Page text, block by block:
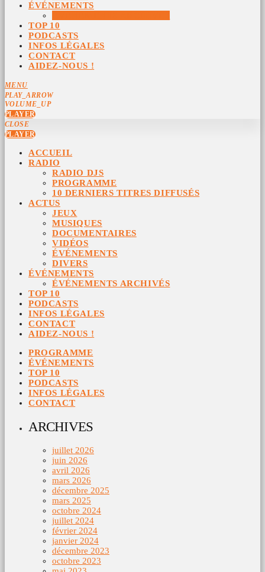
ÉVÉNEMENTS
TOP 10
PODCASTS
INFOS LÉGALES
CONTACT
AIDEZ-NOUS !
MENU
PLAY_ARROW
VOLUME_UP
PLAYER
CLOSE
PLAYER
ACCUEIL
RADIO
RADIO DJS
PROGRAMME
10 DERNIERS TITRES DIFFUSÉS
ACTUS
JEUX
MUSIQUES
DOCUMENTAIRES
VIDÉOS
ÉVÉNEMENTS
DIVERS
ÉVÉNEMENTS
ÉVÉNEMENTS ARCHIVÉS
TOP 10
PODCASTS
INFOS LÉGALES
CONTACT
AIDEZ-NOUS !
PROGRAMME
ÉVÉNEMENTS
TOP 10
PODCASTS
INFOS LÉGALES
CONTACT
ARCHIVES
juillet 2026
juin 2026
avril 2026
mars 2026
décembre 2025
mars 2025
octobre 2024
juillet 2024
février 2024
janvier 2024
décembre 2023
octobre 2023